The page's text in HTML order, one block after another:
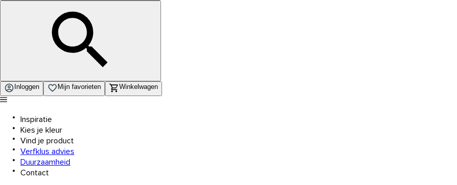
Inloggen Mijn favorieten Winkelwagen
Inspiratie
Kies je kleur
Vind je product
Verfklus advies
Duurzaamheid
Contact